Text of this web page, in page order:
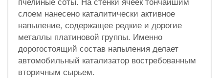
слоем нанесено каталитически активное
напыление, содержащее редкие и дорогие
металлы платиновой группы. Именно
дорогостоящий состав напыления делает
автомобильный катализатор востребованным
вторичным сырьем.